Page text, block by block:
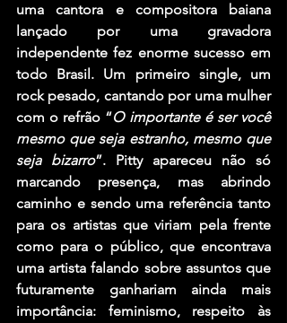
uma cantora e compositora baiana
lançado por uma gravadora
independente fez enorme sucesso em
todo Brasil. Um primeiro single, um
rock pesado, cantando por uma mulher
com o refrão “O importante é ser você
mesmo que seja estranho, mesmo que
seja bizarro”. Pitty apareceu não só
marcando presença, mas abrindo
caminho e sendo uma referência tanto
para os artistas que viriam pela frente
como para o público, que encontrava
uma artista falando sobre assuntos que
futuramente ganhariam ainda mais
importância: feminismo, respeito às